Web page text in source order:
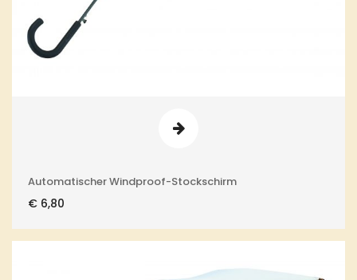
Automatischer Windproof-Stockschirm
€ 6,80